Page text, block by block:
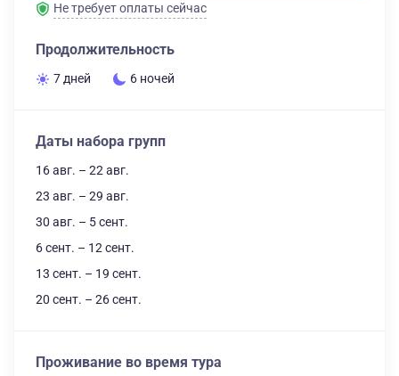
Не требует оплаты сейчас
Продолжительность
7 дней 6 ночей
Даты набора групп
16 авг. – 22 авг.
23 авг. – 29 авг.
30 авг. – 5 сент.
6 сент. – 12 сент.
13 сент. – 19 сент.
20 сент. – 26 сент.
Проживание во время тура